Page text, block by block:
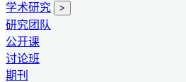
学术研究
>
研究团队
公开课
讨论班
期刊